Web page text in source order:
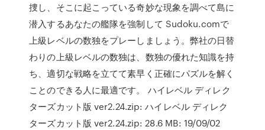
捜し、そこに起こっている奇妙な現象を調べて島に
潜入するあなたの艦隊を強制して Sudoku.comで
上級レベルの数独をプレーしましょう。弊社の日替
わりの上級レベルの数独は、数独の優れた知識を持
ち、適切な戦略を立てて素早く正確にパズルを解く
ことのできる人に最適です。 ハイレベル ディレク
ターズカット版 ver2.24.zip: ハイレベル ディレク
ターズカット版 ver2.24.zip: 28.6 MB: 19/09/02